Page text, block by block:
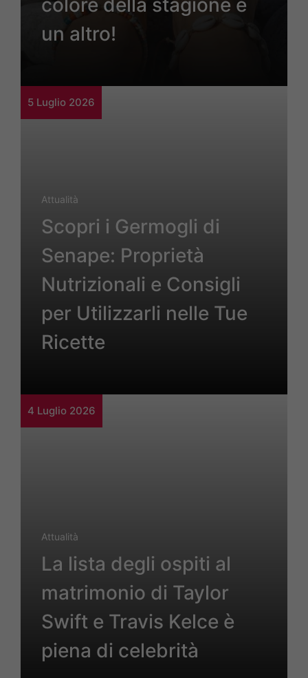
colore della stagione è
un altro!
5 Luglio 2026
Attualità
Scopri i Germogli di
Senape: Proprietà
Nutrizionali e Consigli
per Utilizzarli nelle Tue
Ricette
4 Luglio 2026
Attualità
La lista degli ospiti al
matrimonio di Taylor
Swift e Travis Kelce è
piena di celebrità